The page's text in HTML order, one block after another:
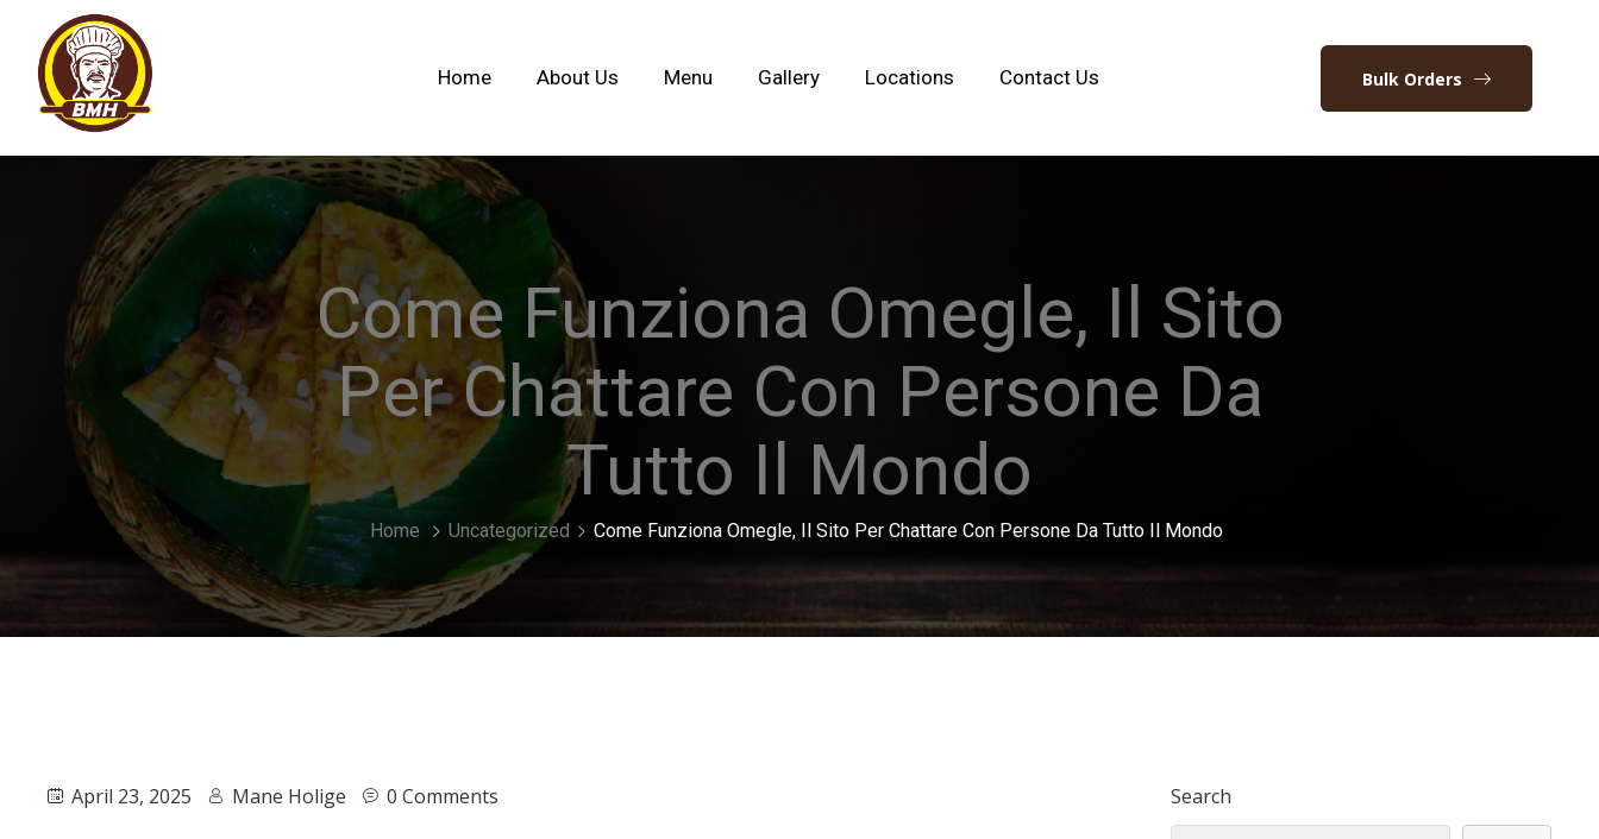
Home About Us Menu Gallery Locations Contact Us Bulk Orders
Come Funziona Omegle, Il Sito
Per Chattare Con Persone Da
Tutto Il Mondo
Home Uncategorized Come Funziona Omegle, Il Sito Per Chattare Con Persone Da Tutto Il Mondo
April 23, 2025 Mane Holige 0 Comments Search